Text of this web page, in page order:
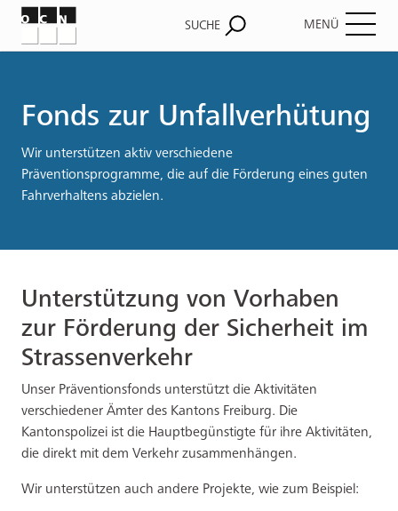
Fonds zur Unfallverhütung
Wir unterstützen aktiv verschiedene
Präventionsprogramme, die auf die Förderung eines guten
Fahrverhaltens abzielen.
Unterstützung von Vorhaben
zur Förderung der Sicherheit im
Strassenverkehr
Unser Präventionsfonds unterstützt die Aktivitäten
verschiedener Ämter des Kantons Freiburg. Die
Kantonspolizei ist die Hauptbegünstigte für ihre Aktivitäten,
die direkt mit dem Verkehr zusammenhängen.
Wir unterstützen auch andere Projekte, wie zum Beispiel:
SUCHE MENÜ